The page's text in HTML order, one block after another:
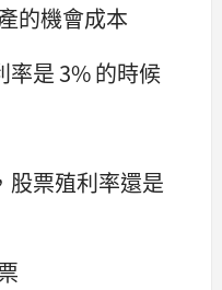
的機會成本
率是 3% 的時候
股票殖利率還是